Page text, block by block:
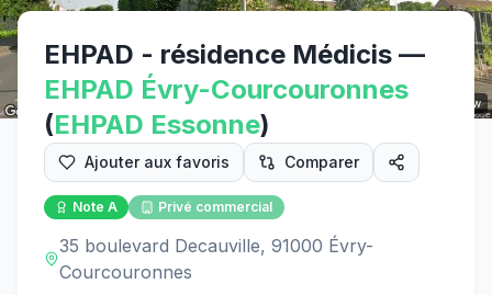
Street View
EHPAD - résidence Médicis —
EHPAD Évry-Courcouronnes
(EHPAD Essonne)
Ajouter aux favoris Comparer
Note A Privé commercial
35 boulevard Decauville, 91000 Évry-
Courcouronnes